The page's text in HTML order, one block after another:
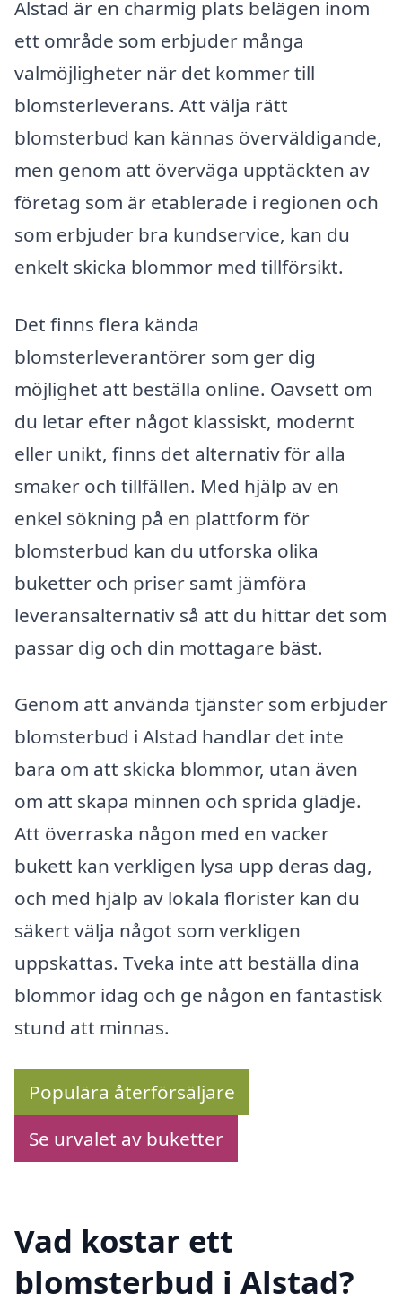
Alstad är en charmig plats belägen inom
ett område som erbjuder många
valmöjligheter när det kommer till
blomsterleverans. Att välja rätt
blomsterbud kan kännas överväldigande,
men genom att överväga upptäckten av
företag som är etablerade i regionen och
som erbjuder bra kundservice, kan du
enkelt skicka blommor med tillförsikt.
Det finns flera kända
blomsterleverantörer som ger dig
möjlighet att beställa online. Oavsett om
du letar efter något klassiskt, modernt
eller unikt, finns det alternativ för alla
smaker och tillfällen. Med hjälp av en
enkel sökning på en plattform för
blomsterbud kan du utforska olika
buketter och priser samt jämföra
leveransalternativ så att du hittar det som
passar dig och din mottagare bäst.
Genom att använda tjänster som erbjuder
blomsterbud i Alstad handlar det inte
bara om att skicka blommor, utan även
om att skapa minnen och sprida glädje.
Att överraska någon med en vacker
bukett kan verkligen lysa upp deras dag,
och med hjälp av lokala florister kan du
säkert välja något som verkligen
uppskattas. Tveka inte att beställa dina
blommor idag och ge någon en fantastisk
stund att minnas.
Populära återförsäljare
Se urvalet av buketter
Vad kostar ett
blomsterbud i Alstad?